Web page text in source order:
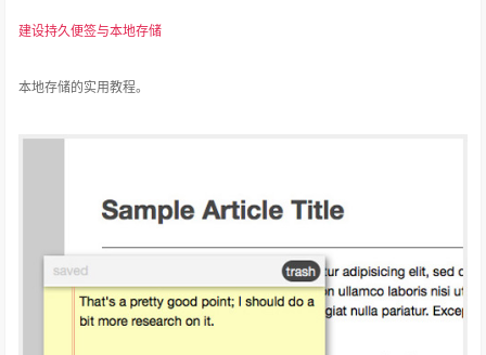
建设持久便签与本地存储
本地存储的实用教程。